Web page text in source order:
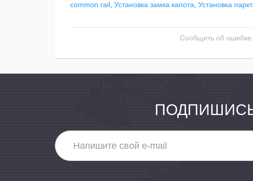
common rail Установка замка капота Установка
Сообщить об ошибке